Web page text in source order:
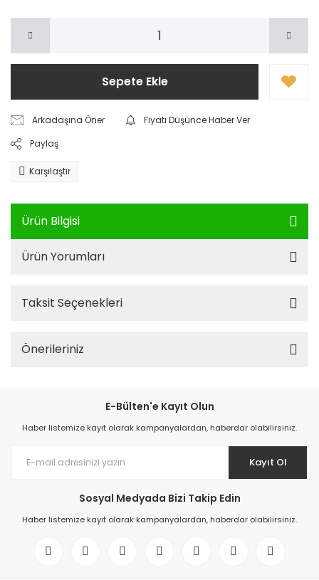
Sepete Ekle
Arkadaşına Öner
Fiyatı Düşünce Haber Ver
Paylaş
Karşılaştır
Ürün Bilgisi
Ürün Yorumları
Taksit Seçenekleri
Önerileriniz
E-Bülten'e Kayıt Olun
Haber listemize kayıt olarak kampanyalardan, haberdar olabilirsiniz.
Kayıt Ol
Sosyal Medyada Bizi Takip Edin
Haber listemize kayıt olarak kampanyalardan, haberdar olabilirsiniz.